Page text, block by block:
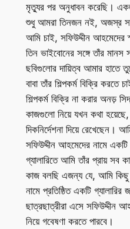
মৃত্যুর পর অনুধাবন করেছি।
শুধু আমরা তিনজন নই, অজস্র
আমি চাই, সফিউদ্দীন আহমেদের
তিন ভাইবোনের সঙ্গে তাঁর
ছবিগুলোর দায়িত্ব আমার হাতে
বাবা তাঁর শিল্পকর্ম বিক্রি
শিল্পকর্ম বিক্রি না করার অনড়
কাজগুলো নিয়ে যখন কথা
দিকনির্দেশনা দিয়ে রেখেছেন।
সফিউদ্দীন আহমেদের নামে
গ্যালারিতে আমি তাঁর প্রায় সব
কাজ বলছি এজন্য যে, আমি কিছু
নামে প্রতিষ্ঠিত একটি
ছাত্রছাত্রীরা এসে সফিউদ্দীন
নিয়ে গবেষণা করতে পারবে।